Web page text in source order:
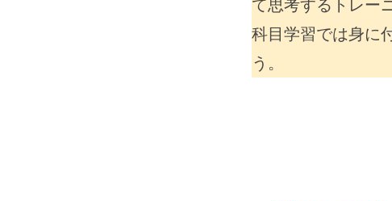
て思考するトレー
科目学習では身に
う。